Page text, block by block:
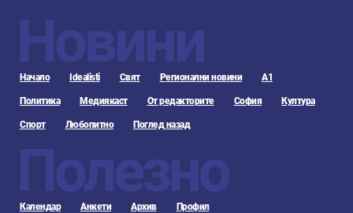
Новини
Начало Idealisti Свят Регионални новини А1
Политика Медиякаст От редакторите София Култура
Спорт Любопитно Поглед назад
Полезно
Календар Анкети Архив Профил